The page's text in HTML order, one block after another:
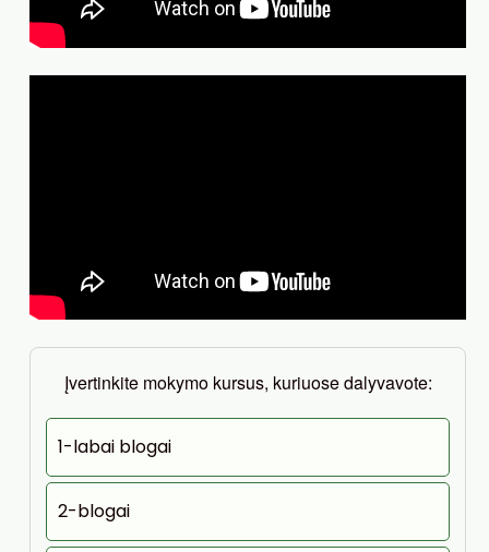
Įvertinkite mokymo kursus, kuriuose dalyvavote:
1-labai blogai
2-blogai